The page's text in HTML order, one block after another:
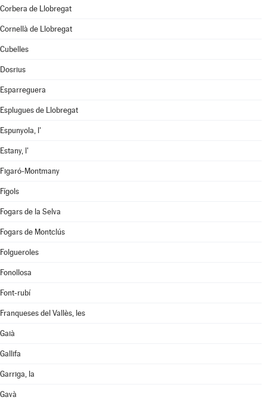
Corbera de Llobregat
Cornellà de Llobregat
Cubelles
Dosrius
Esparreguera
Esplugues de Llobregat
Espunyola, l'
Estany, l'
Figaró-Montmany
Fígols
Fogars de la Selva
Fogars de Montclús
Folgueroles
Fonollosa
Font-rubí
Franqueses del Vallès, les
Gaià
Gallifa
Garriga, la
Gavà